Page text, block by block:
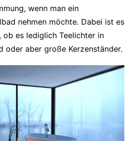
wenn man ein
nehmen möchte. Dabei ist es
ob es lediglich Teelichter in
oder aber große Kerzenständer.